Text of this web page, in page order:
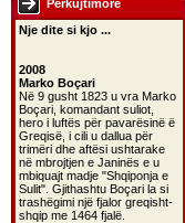
Perkujtimore
Nje dite si kjo ...
2008
Marko Boçari
Në 9 gusht 1823 u vra Marko
Boçari, komandant suliot,
hero i luftës për pavarësinë ë
Greqisë, i cili u dallua për
trimëri dhe aftësi ushtarake
në mbrojtjen e Janinës e u
mbiquajt madje "Shqiponja e
Sulit". Gjithashtu Boçari la si
trashëgimi një fjalor greqisht-
shqip me 1464 fjalë.